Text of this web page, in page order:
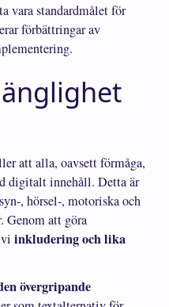
vara standardmålet för
förbättringar av
att alla, oavsett förmåga,
digitalt innehåll. Detta är
, hörsel-, motoriska och
Genom att göra
viinkludering och lika
övergripande